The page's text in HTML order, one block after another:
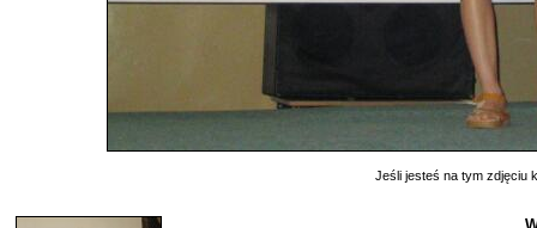
Jeśli jesteś na tym zdjęciu